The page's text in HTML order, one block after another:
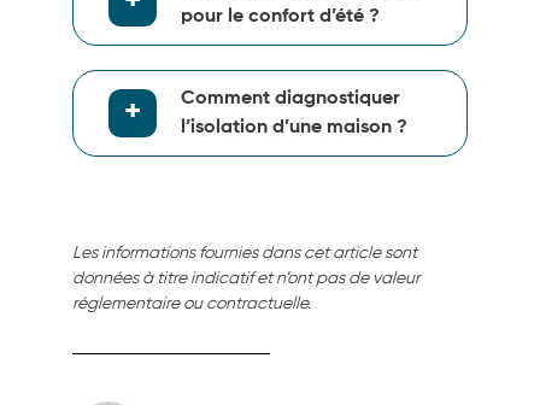
pour le confort d’été ?
Comment diagnostiquer
l’isolation d’une maison ?
Les informations fournies dans cet article sont
données à titre indicatif et n’ont pas de valeur
réglementaire ou contractuelle.